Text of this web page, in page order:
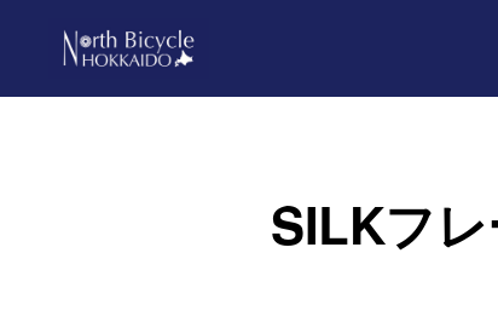
primary
mainノ
SILKフ